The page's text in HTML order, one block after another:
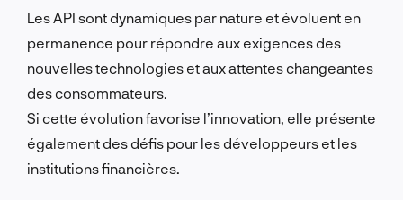
Les API sont dynamiques par nature et évoluent en
permanence pour répondre aux exigences des
nouvelles technologies et aux attentes changeantes
des consommateurs.
Si cette évolution favorise l’innovation, elle présente
également des défis pour les développeurs et les
institutions financières.